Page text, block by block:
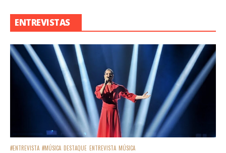
ENTREVISTAS
#ENTREVISTA #MÚSICA DESTAQUE ENTREVISTA MÚSICA